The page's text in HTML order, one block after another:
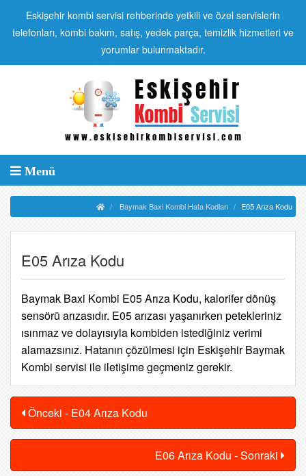
Eskişehir kombi servisi rehberinde yetkili ve özel servislerin
telefonları, kombi bakım, satış, yedek parça, temizlik hizmetleri ve
yorumlar bulunmaktadır.
Menü
Baymak Baxi Kombi Hata Kodları E05 Arıza Kodu
E05 Arıza Kodu
Baymak Baxi Kombi E05 Arıza Kodu, kalorifer dönüş
sensörü arızasıdır. E05 arızası yaşanırken petekleriniz
ısınmaz ve dolayısıyla kombiden istediğiniz verimi
alamazsınız. Hatanın çözülmesi için Eskişehir Baymak
Kombi servisi ile iletişime geçmeniz gerekir.
Önceki - E04 Arıza Kodu
E06 Arıza Kodu - Sonraki